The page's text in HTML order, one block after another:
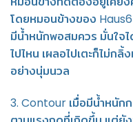
โดยหมอนข้างของ
มีน้ำหนักพอสมควร มั่นใจ
ไปไหน เผลอไปเตะก็ไม่ก
อย่างนุ่มนวล
3. Contour เมื่อมีน้ำหนัก